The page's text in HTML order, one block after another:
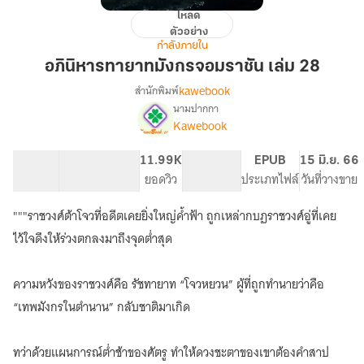
อภินิหาร
ทายาท
มังกร
โหลด
ตัวอย่าง
กำลังภายใน
อภินิหารทายาทมังกรจอมราชัน เล่ม 28
เรื่อง
อภินิหาร
ทายาท
มังกร
ราชันย์
สำนักพิมพ์kawebook
นามปากกา
Kawebook
11.99K
ยอดวิว
EPUB
ประเภทไฟล์
15 มิ.ย. 66
วันที่วางขาย
"""ราชวงศ์ต้าโจวที่อดีตเคยยิ่งใหญ่ค้ำฟ้า ถูกเหล่ากบฏราชวงศ์อู่ที่เคย
ไว้ใจดึงให้ร่วงตกลงมาถึงจุดต่ำสุด
ความหวังของราชวงศ์คือ รัชทายาท “โจวหยวน” ผู้ที่ถูกทำนายว่าคือ
“เทพมังกรในตำนาน” กลับชาติมาเกิด
ทว่าด้วยแผนการณ์ต่ำช้าของศัตรู ทำให้ดวงชะตาของเขาต้องคำสาป